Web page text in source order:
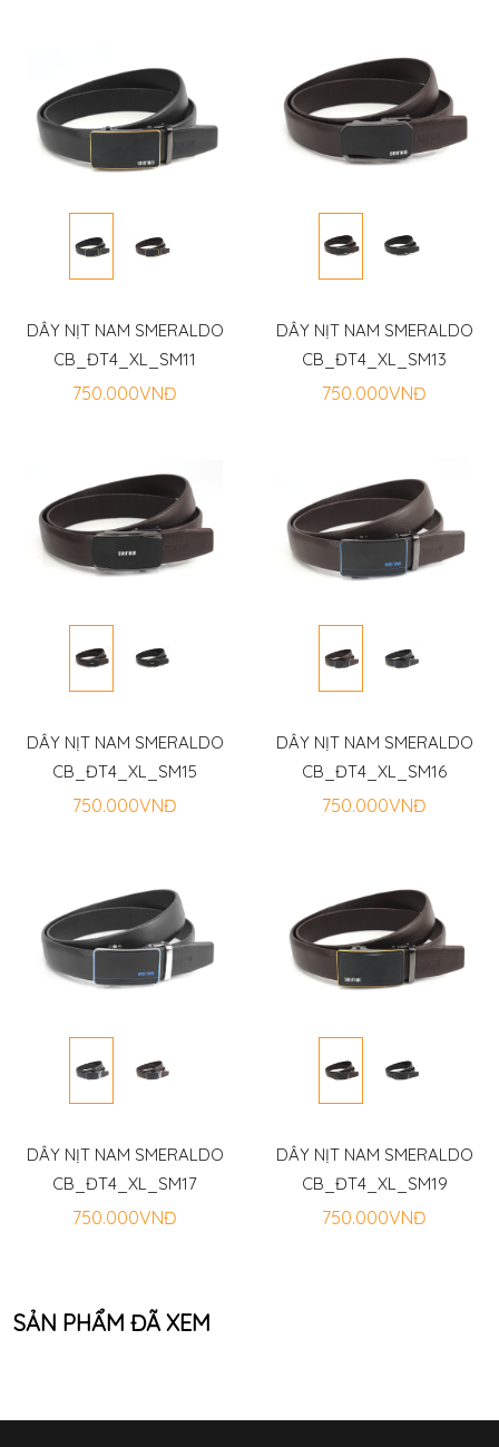
DÂY NỊT NAM SMERALDO
CB_ĐT4_XL_SM11
750.000VNĐ
DÂY NỊT NAM SMERALDO
CB_ĐT4_XL_SM13
750.000VNĐ
DÂY NỊT NAM SMERALDO
CB_ĐT4_XL_SM15
750.000VNĐ
DÂY NỊT NAM SMERALDO
CB_ĐT4_XL_SM16
750.000VNĐ
DÂY NỊT NAM SMERALDO
CB_ĐT4_XL_SM17
750.000VNĐ
DÂY NỊT NAM SMERALDO
CB_ĐT4_XL_SM19
750.000VNĐ
SẢN PHẨM ĐÃ XEM